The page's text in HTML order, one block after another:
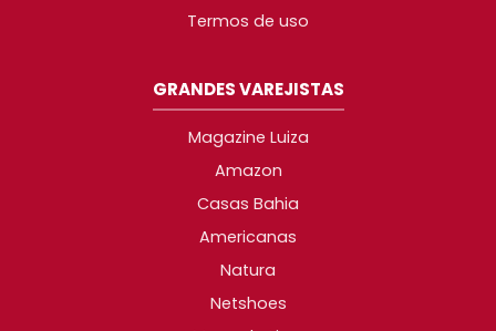
Termos de uso
GRANDES VAREJISTAS
Magazine Luiza
Amazon
Casas Bahia
Americanas
Natura
Netshoes